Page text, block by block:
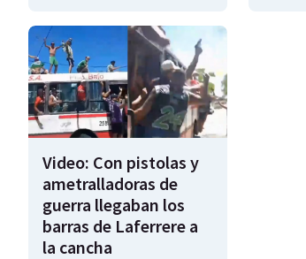
Video: Con pistolas y
ametralladoras de
guerra llegaban los
barras de Laferrere a
la cancha